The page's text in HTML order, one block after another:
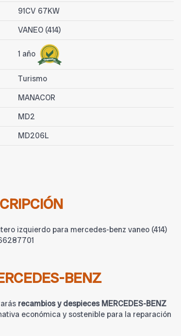
91CV 67KW
VANEO (414)
1 año
Turismo
MANACOR
MD2
MD206L
izquierdo para mercedes-benz vaneo (414)
BENZ
recambios y despieces MERCEDES-BENZ
económica y sostenible para la reparación